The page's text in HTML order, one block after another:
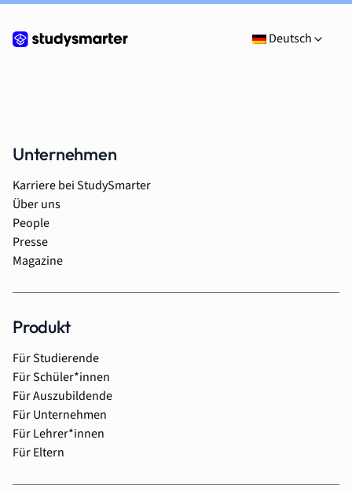
Deutsch
Unternehmen
Karriere bei StudySmarter
Über uns
People
Presse
Magazine
Produkt
Für Studierende
Für Schüler*innen
Für Auszubildende
Für Unternehmen
Für Lehrer*innen
Für Eltern